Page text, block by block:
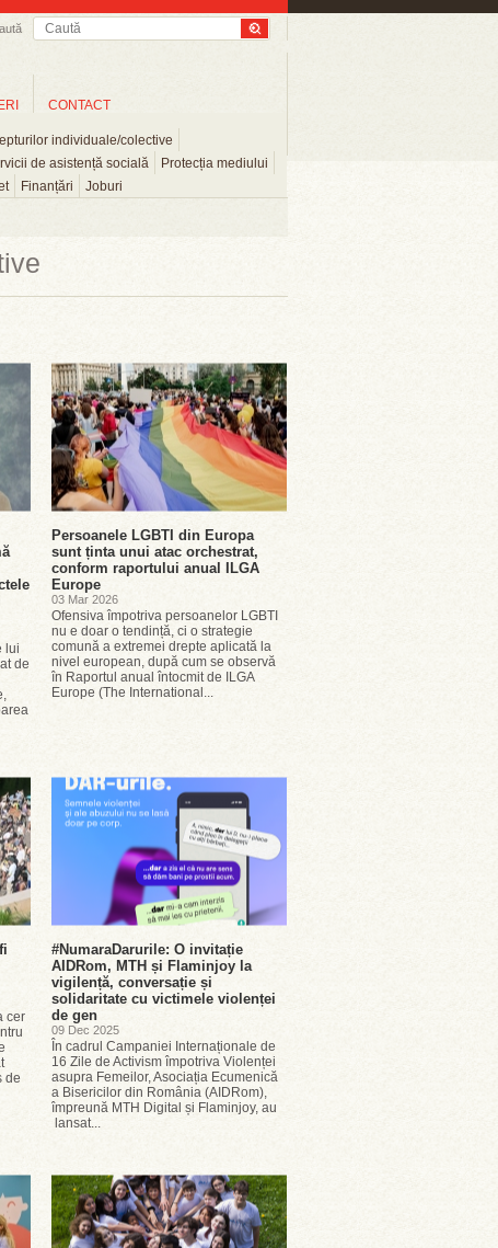
individuale/colective
de asistență socială
Protecția mediului
Finanțări Joburi
CONTACT
lui
de
Persoanele LGBTI din Europa
sunt ținta unui atac orchestrat,
conform raportului anual ILGA
Europe
03 Mar 2026
Ofensiva împotriva persoanelor LGBTI
nu e doar o tendință, ci o strategie
comună a extremei drepte aplicată la
nivel european, după cum se observă
în Raportul anual întocmit de ILGA
Europe (The International...
cer
de
#NumaraDarurile: O invitație
AIDRom, MTH și Flaminjoy la
vigilență, conversație și
solidaritate cu victimele violenței
de gen
09 Dec 2025
În cadrul Campaniei Internaționale de
16 Zile de Activism împotriva Violenței
asupra Femeilor, Asociația Ecumenică
a Bisericilor din România (AIDRom),
împreună MTH Digital și Flaminjoy, au
lansat...